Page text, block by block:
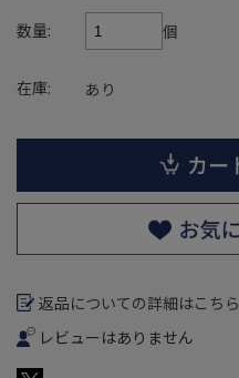
数量: 個
在庫: あり
返品についての詳細はこちら
レビューはありません